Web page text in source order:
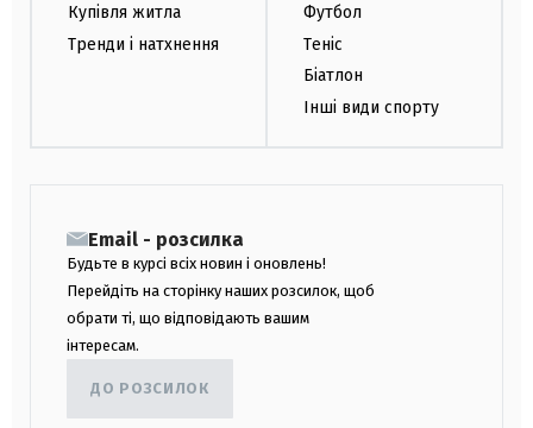
Купівля житла
Тренди і натхнення
Футбол
Теніс
Біатлон
Інші види спорту
Email - розсилка
Будьте в курсі всіх новин і оновлень!
Перейдіть на сторінку наших розсилок, щоб
обрати ті, що відповідають вашим
інтересам.
ДО РОЗСИЛОК